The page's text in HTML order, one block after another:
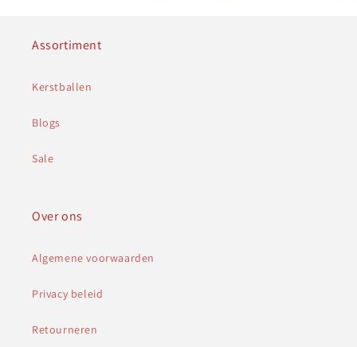
Assortiment
Kerstballen
Blogs
Sale
Over ons
Algemene voorwaarden
Privacy beleid
Retourneren